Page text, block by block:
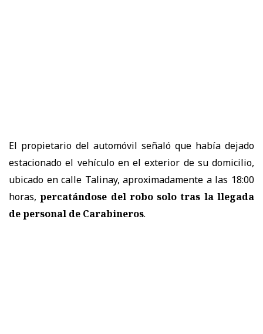
El propietario del automóvil señaló que había dejado
estacionado el vehículo en el exterior de su domicilio,
ubicado en calle Talinay, aproximadamente a las 18:00
horas,percatándose del robo solo tras la llegada
de personal de Carabineros.